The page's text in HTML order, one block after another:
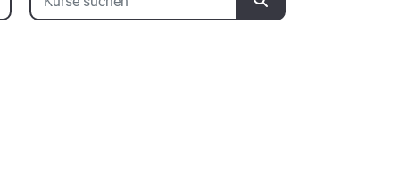
Kurse suchen
Kurse suchen